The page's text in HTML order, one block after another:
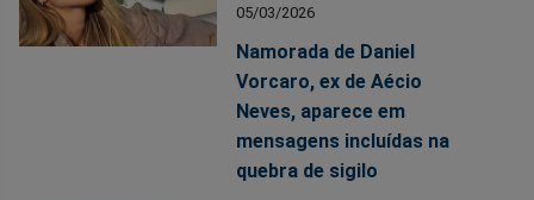
05/03/2026
Namorada de Daniel
Vorcaro, ex de Aécio
Neves, aparece em
mensagens incluídas na
quebra de sigilo